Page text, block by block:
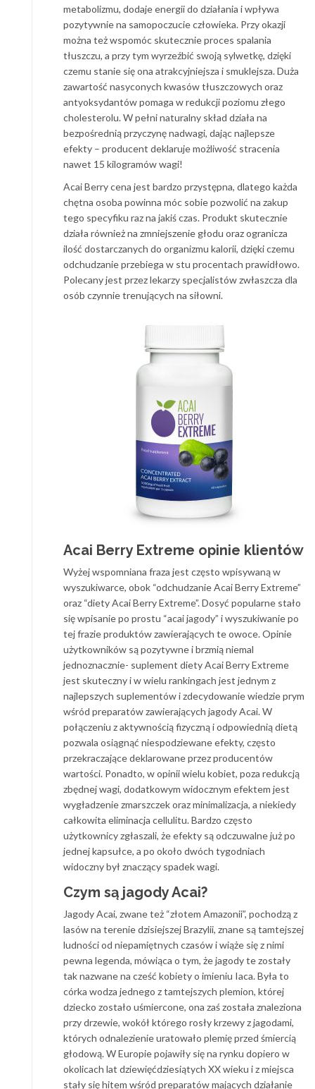
metabolizmu, dodaje energii do działania i wpływa
pozytywnie na samopoczucie człowieka. Przy okazji
można też wspomóc skutecznie proces spalania
tłuszczu, a przy tym wyrzeźbić swoją sylwetkę, dzięki
czemu stanie się ona atrakcyjniejsza i smuklejsza. Duża
zawartość nasyconych kwasów tłuszczowych oraz
antyoksydantów pomaga w redukcji poziomu złego
cholesterolu. W pełni naturalny skład działa na
bezpośrednią przyczynę nadwagi, dając najlepsze
efekty – producent deklaruje możliwość stracenia
nawet 15 kilogramów wagi!
Acai Berry cena jest bardzo przystępna, dlatego każda
chętna osoba powinna móc sobie pozwolić na zakup
tego specyfiku raz na jakiś czas. Produkt skutecznie
działa również na zmniejszenie głodu oraz ogranicza
ilość dostarczanych do organizmu kalorii, dzięki czemu
odchudzanie przebiega w stu procentach prawidłowo.
Polecany jest przez lekarzy specjalistów zwłaszcza dla
osób czynnie trenujących na siłowni.
Acai Berry Extreme opinie klientów
Wyżej wspomniana fraza jest często wpisywaną w
wyszukiwarce, obok “odchudzanie Acai Berry Extreme”
oraz “diety Acai Berry Extreme”. Dosyć popularne stało
się wpisanie po prostu “acai jagody” i wyszukiwanie po
tej frazie produktów zawierających te owoce. Opinie
użytkowników są pozytywne i brzmią niemal
jednoznacznie- suplement diety Acai Berry Extreme
jest skuteczny i w wielu rankingach jest jednym z
najlepszych suplementów i zdecydowanie wiedzie prym
wśród preparatów zawierających jagody Acai. W
połączeniu z aktywnością fizyczną i odpowiednią dietą
pozwala osiągnąć niespodziewane efekty, często
przekraczające deklarowane przez producentów
wartości. Ponadto, w opinii wielu kobiet, poza redukcją
zbędnej wagi, dodatkowym widocznym efektem jest
wygładzenie zmarszczek oraz minimalizacja, a niekiedy
całkowita eliminacja cellulitu. Bardzo często
użytkownicy zgłaszali, że efekty są odczuwalne już po
jednej kapsułce, a po około dwóch tygodniach
widoczny był znaczący spadek wagi.
Czym są jagody Acai?
Jagody Acai, zwane też “złotem Amazonii”, pochodzą z
lasów na terenie dzisiejszej Brazylii, znane są tamtejszej
ludności od niepamiętnych czasów i wiąże się z nimi
pewna legenda, mówiąca o tym, że jagody te zostały
tak nazwane na cześć kobiety o imieniu Iaca. Była to
córka wodza jednego z tamtejszych plemion, której
dziecko zostało uśmiercone, ona zaś została znaleziona
przy drzewie, wokół którego rosły krzewy z jagodami,
których odnalezienie uratowało plemię przed śmiercią
głodową. W Europie pojawiły się na rynku dopiero w
okolicach lat dziewięćdziesiątych XX wieku i z miejsca
stały się hitem wśród preparatów mających działanie